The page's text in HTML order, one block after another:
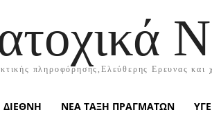
πληροφόρησης,Ελεύθερης Ερευνας και
ΔΙΕΘΝΗ ΝΕΑ ΤΑΞΗ ΠΡΑΓΜΑΤΩΝ